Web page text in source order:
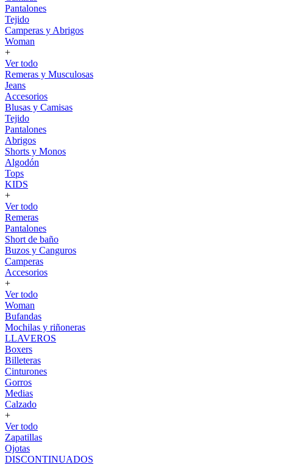
Pantalones
Tejido
Camperas y Abrigos
Woman
+
Ver todo
Remeras y Musculosas
Jeans
Accesorios
Blusas y Camisas
Tejido
Pantalones
Abrigos
Shorts y Monos
Algodón
Tops
KIDS
+
Ver todo
Remeras
Pantalones
Short de baño
Buzos y Canguros
Camperas
Accesorios
+
Ver todo
Woman
Bufandas
Mochilas y riñoneras
LLAVEROS
Boxers
Billeteras
Cinturones
Gorros
Medias
Calzado
+
Ver todo
Zapatillas
Ojotas
DISCONTINUADOS